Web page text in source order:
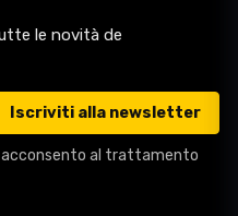
le novità de
Iscriviti alla newsletter
acconsento al trattamento